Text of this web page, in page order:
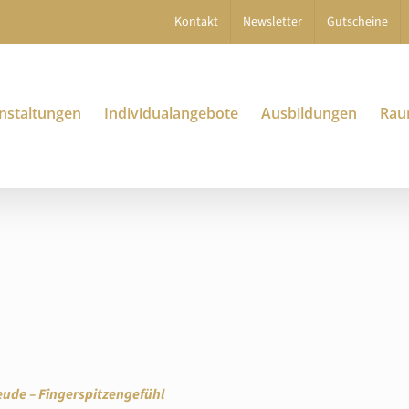
Kontakt Newsletter Gutscheine
Individualangebote Ausbildungen
– Fingerspitzengefühl